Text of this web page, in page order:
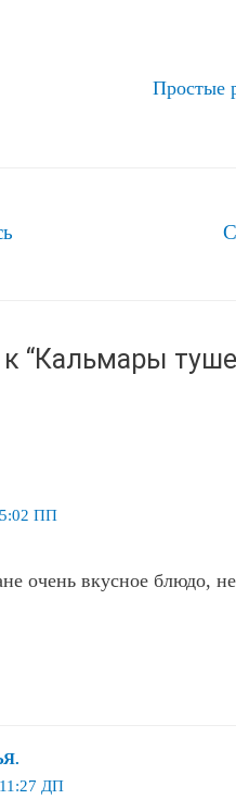
Простые
“Кальмары
ПП
очень вкусное блюдо,
ДП